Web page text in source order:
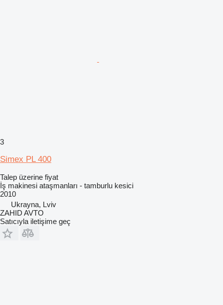
3
Simex PL 400
Talep üzerine fiyat
İş makinesi ataşmanları - tamburlu kesici
2010
Ukrayna, Lviv
ZAHID AVTO
Satıcıyla iletişime geç